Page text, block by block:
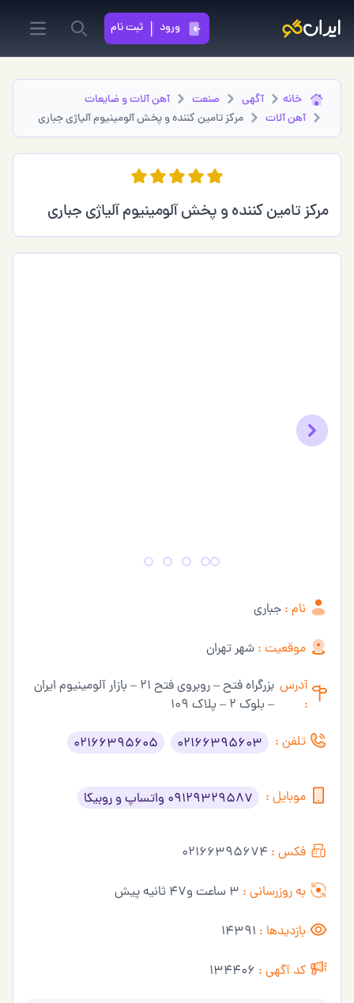
ورود
ثبت نام
menu
خانه آگهی صنعت
آهن آلات و ضایعات
آهن آلات
مرکز تامین کننده و پخش آلومینیوم آلیاژی جباری
مرکز تامین کننده و پخش آلومینیوم آلیاژی جباری
Previous
Next
نام : جباری
موقعیت : شهر تهران
آدرس
:
بزرگراه فتح – روبروی فتح 21 – بازار آلومینیوم ایران
– بلوک 2 – پلاک 109
تلفن :
02166395603
02166395605
موبایل : 09129329587 واتساپ و روبیکا
فکس : 02166395674
به روزرسانی : 3 ساعت و47 ثانیه پیش
بازدیدها : 14391
کد آگهی : 134406